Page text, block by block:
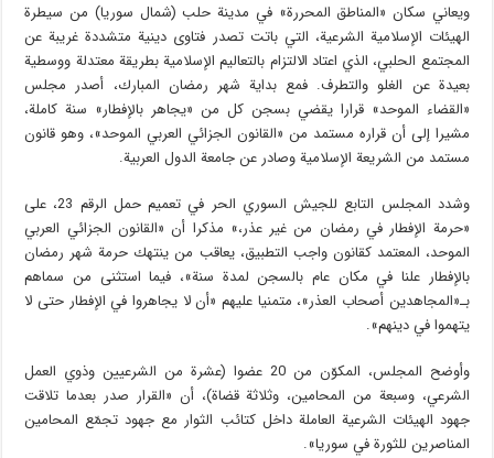
ويعاني سكان «المناطق المحررة» في مدينة حلب (شمال سوريا) من سيطرة
الهيئات الإسلامية الشرعية، التي باتت تصدر فتاوى دينية متشددة غريبة عن
المجتمع الحلبي، الذي اعتاد الالتزام بالتعاليم الإسلامية بطريقة معتدلة ووسطية
بعيدة عن الغلو والتطرف. فمع بداية شهر رمضان المبارك، أصدر مجلس
«القضاء الموحد» قرارا يقضي بسجن كل من «يجاهر بالإفطار» سنة كاملة،
مشيرا إلى أن قراره مستمد من «القانون الجزائي العربي الموحد»، وهو قانون
مستمد من الشريعة الإسلامية وصادر عن جامعة الدول العربية.
وشدد المجلس التابع للجيش السوري الحر في تعميم حمل الرقم 23، على
«حرمة الإفطار في رمضان من غير عذر،» مذكرا أن «القانون الجزائي العربي
الموحد، المعتمد كقانون واجب التطبيق، يعاقب من ينتهك حرمة شهر رمضان
بالإفطار علنا في مكان عام بالسجن لمدة سنة»، فيما استثنى من سماهم
بـ«المجاهدين أصحاب العذر»، متمنيا عليهم «أن لا يجاهروا في الإفطار حتى لا
يتهموا في دينهم».
وأوضح المجلس، المكوّن من 20 عضوا (عشرة من الشرعيين وذوي العمل
الشرعي، وسبعة من المحامين، وثلاثة قضاة)، أن «القرار صدر بعدما تلاقت
جهود الهيئات الشرعية العاملة داخل كتائب الثوار مع جهود تجمّع المحامين
المناصرين للثورة في سوريا».